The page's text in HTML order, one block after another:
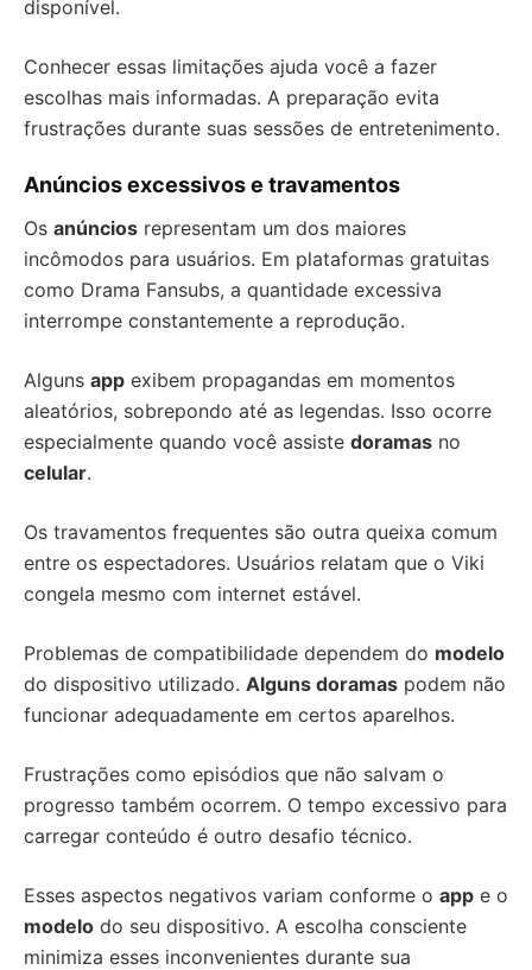
disponível.
Conhecer essas limitações ajuda você a fazer
escolhas mais informadas. A preparação evita
frustrações durante suas sessões de entretenimento.
Anúncios excessivos e travamentos
Os anúncios representam um dos maiores
incômodos para usuários. Em plataformas gratuitas
como Drama Fansubs, a quantidade excessiva
interrompe constantemente a reprodução.
Alguns app exibem propagandas em momentos
aleatórios, sobrepondo até as legendas. Isso ocorre
especialmente quando você assiste doramas no
celular.
Os travamentos frequentes são outra queixa comum
entre os espectadores. Usuários relatam que o Viki
congela mesmo com internet estável.
Problemas de compatibilidade dependem do modelo
do dispositivo utilizado. Alguns doramas podem não
funcionar adequadamente em certos aparelhos.
Frustrações como episódios que não salvam o
progresso também ocorrem. O tempo excessivo para
carregar conteúdo é outro desafio técnico.
Esses aspectos negativos variam conforme o app e o
modelo do seu dispositivo. A escolha consciente
minimiza esses inconvenientes durante sua